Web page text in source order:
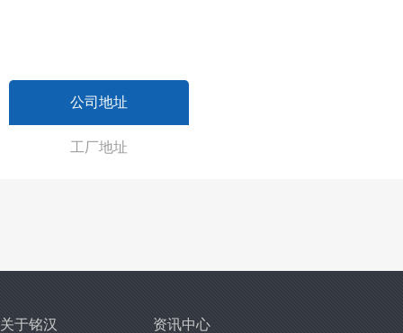
公司地址
工厂地址
关于铭汉 资讯中心